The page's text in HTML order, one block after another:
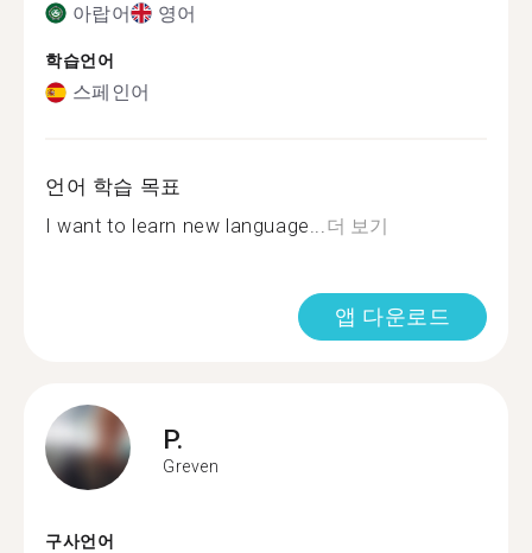
아랍어 영어
학습언어
스페인어
언어 학습 목표
I want to learn new language...더 보기
앱 다운로드
P.
Greven
구사언어